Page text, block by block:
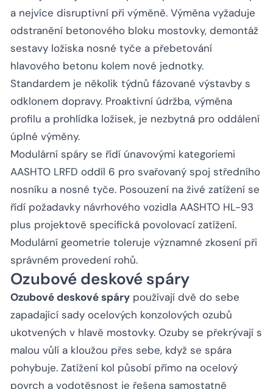
a nejvíce disruptivní při výměně. Výměna vyžaduje
odstranění betonového bloku mostovky, demontáž
sestavy ložiska nosné tyče a přebetování
hlavového betonu kolem nové jednotky.
Standardem je několik týdnů fázované výstavby s
odklonem dopravy. Proaktivní údržba, výměna
profilu a prohlídka ložisek, je nezbytná pro oddálení
úplné výměny.
Modulární spáry se řídí únavovými kategoriemi
AASHTO LRFD oddíl 6 pro svařovaný spoj středního
nosníku a nosné tyče. Posouzení na živé zatížení se
řídí požadavky návrhového vozidla AASHTO HL-93
plus projektově specifická povolovací zatížení.
Modulární geometrie toleruje významné zkosení při
správném provedení rohů.
Ozubové deskové spáry
Ozubové deskové spáry používají dvě do sebe
zapadající sady ocelových konzolových ozubů
ukotvených v hlavě mostovky. Ozuby se překrývají s
malou vůlí a kloužou přes sebe, když se spára
pohybuje. Zatížení kol působí přímo na ocelový
povrch a vodotěsnost je řešena samostatně